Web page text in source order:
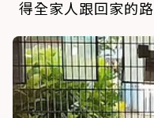
得全家人跟回家的路